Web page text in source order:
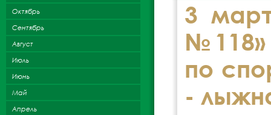
Октябрь
Сентябрь
Август
Июль
Июнь
Май
Апрель
3
№118»
по
-